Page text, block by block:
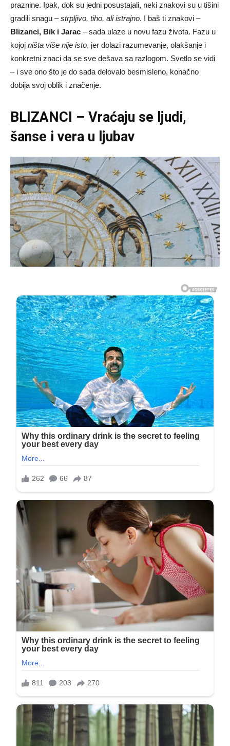
praznine. Ipak, dok su jedni posustajali, neki znakovi su u tišini
gradili snagu –strpljivo, tiho, ali istrajno. I baš ti znakovi –
Blizanci, Bik i Jarac – sada ulaze u novu fazu života. Fazu u
kojoj ništa više nije isto, jer dolazi razumevanje, olakšanje i
konkretni znaci da se sve dešava sa razlogom. Svetlo se vidi
– i sve ono što je do sada delovalo besmisleno, konačno
dobija svoj oblik i značenje.
BLIZANCI – Vraćaju se ljudi,
šanse i vera u ljubav